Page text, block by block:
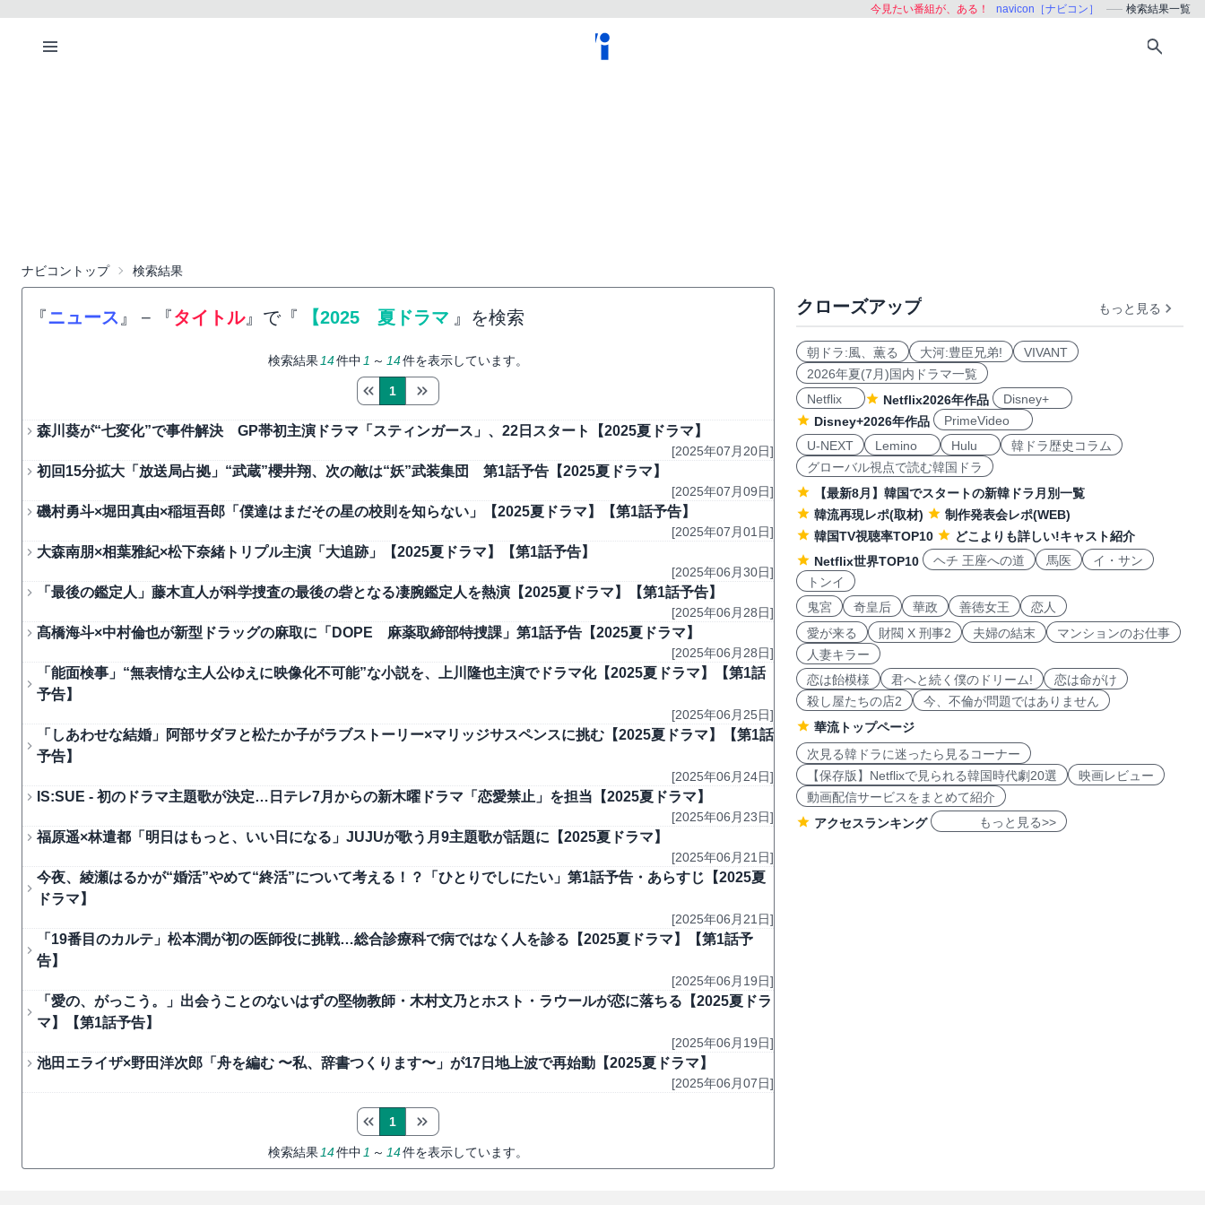
今見たい番組が、ある！ navicon［ナビコン］ 検索結果一覧
ナビコントップ 検索結果
『ニュース 』 − 『タイトル』で『 【2025 夏ドラマ 』を検索
検索結果 14件中 1 ～ 14件を表示しています。
1
森川葵が“七変化”で事件解決 GP帯初主演ドラマ「スティンガース」、22日スタート【2025夏ドラマ】
[2025年07月20日]
初回15分拡大「放送局占拠」“武蔵”櫻井翔、次の敵は“妖”武装集団 第1話予告【2025夏ドラマ】
[2025年07月09日]
磯村勇斗×堀田真由×稲垣吾郎「僕達はまだその星の校則を知らない」【2025夏ドラマ】【第1話予告】
[2025年07月01日]
大森南朋×相葉雅紀×松下奈緒トリプル主演「大追跡」【2025夏ドラマ】【第1話予告】
[2025年06月30日]
「最後の鑑定人」藤木直人が科学捜査の最後の砦となる凄腕鑑定人を熱演【2025夏ドラマ】【第1話予告】
[2025年06月28日]
髙橋海斗×中村倫也が新型ドラッグの麻取に「DOPE 麻薬取締部特捜課」第1話予告【2025夏ドラマ】
[2025年06月28日]
「能面検事」“無表情な主人公ゆえに映像化不可能”な小説を、上川隆也主演でドラマ化【2025夏ドラマ】【第1話
予告】
[2025年06月25日]
「しあわせな結婚」阿部サダヲと松たか子がラブストーリー×マリッジサスペンスに挑む【2025夏ドラマ】【第1話
予告】
[2025年06月24日]
IS:SUE - 初のドラマ主題歌が決定…日テレ7月からの新木曜ドラマ「恋愛禁止」を担当【2025夏ドラマ】
[2025年06月23日]
福原遥×林遣都「明日はもっと、いい日になる」JUJUが歌う月9主題歌が話題に【2025夏ドラマ】
[2025年06月21日]
今夜、綾瀬はるかが“婚活”やめて“終活”について考える！？「ひとりでしにたい」第1話予告・あらすじ【2025夏
ドラマ】
[2025年06月21日]
「19番目のカルテ」松本潤が初の医師役に挑戦…総合診療科で病ではなく人を診る【2025夏ドラマ】【第1話予
告】
[2025年06月19日]
「愛の、がっこう。」出会うことのないはずの堅物教師・木村文乃とホスト・ラウールが恋に落ちる【2025夏ドラ
マ】【第1話予告】
[2025年06月19日]
池田エライザ×野田洋次郎「舟を編む 〜私、辞書つくります〜」が17日地上波で再始動【2025夏ドラマ】
[2025年06月07日]
検索結果 14件中 1 ～ 14件を表示しています。
1
クローズアップ もっと見る
朝ドラ:風、薫る 大河:豊臣兄弟!
VIVANT
2026年夏(7月)国内ドラマ一覧
Netflix
Netflix2026年作品
Disney+
Disney+2026年作品
PrimeVideo
U-NEXT
Lemino Hulu
韓ドラ歴史コラム
グローバル視点で読む韓国ドラ
【最新8月】韓国でスタートの新韓ドラ月別一覧
韓流再現レポ(取材)
制作発表会レポ(WEB)
韓国TV視聴率TOP10
どこよりも詳しい!キャスト紹介
Netflix世界TOP10
ヘチ 王座への道 馬医
イ・サン
トンイ
鬼宮
奇皇后 華政 善徳女王
恋人
愛が来る
財閥 X 刑事2 夫婦の結末
マンションのお仕事
人妻キラー
恋は飴模様
君へと続く僕のドリーム!
恋は命がけ
殺し屋たちの店2
今、不倫が問題ではありません
華流トップページ
次見る韓ドラに迷ったら見るコーナー
【保存版】Netflixで見られる韓国時代劇20選
映画レビュー
動画配信サービスをまとめて紹介
アクセスランキング
もっと見る>>